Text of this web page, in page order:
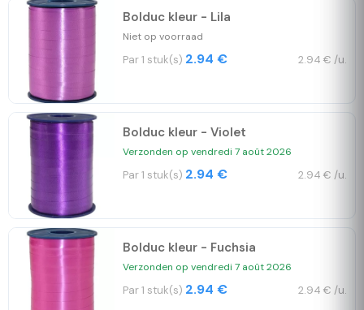
Bolduc kleur - Lila
Niet op voorraad
Par 1 stuk(s) 2.94 € 2.94 € /u.
Bolduc kleur - Violet
Verzonden op vendredi 7 août 2026
Par 1 stuk(s) 2.94 € 2.94 € /u.
Bolduc kleur - Fuchsia
Verzonden op vendredi 7 août 2026
Par 1 stuk(s) 2.94 € 2.94 € /u.